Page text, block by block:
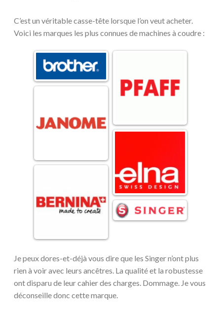
C’est un véritable casse-tête lorsque l’on veut acheter.
Voici les marques les plus connues de machines à coudre :
Je peux dores-et-déjà vous dire que les Singer n’ont plus
rien à voir avec leurs ancêtres. La qualité et la robustesse
ont disparu de leur cahier des charges. Dommage. Je vous
déconseille donc cette marque.